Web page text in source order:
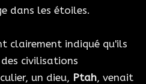
dans les étoiles.
clairement indiqué qu'ils
civilisations
un dieu, Ptah, venait